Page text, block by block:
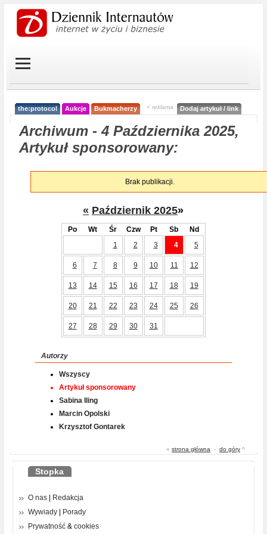
the:protocol Aukcje Bukmacherzy < reklama Dodaj artykuł / link
Archiwum - 4 Października 2025,
Artykuł sponsorowany:
Brak publikacji.
« Październik 2025»
Po Wt Śr Czw Pt Sb
Nd
1
2 3 4 5
6 7 8 9 10 11 12
13 14 15 16 17 18 19
20 21 22 23 24 25 26
27 28 29 30 31
Autorzy
Wszyscy
Artykuł sponsorowany
Sabina Iling
Marcin Opolski
Krzysztof Gontarek
« strona główna - do góry ^
Stopka
O nas
Redakcja
Wywiady
Porady
Prywatność & cookies